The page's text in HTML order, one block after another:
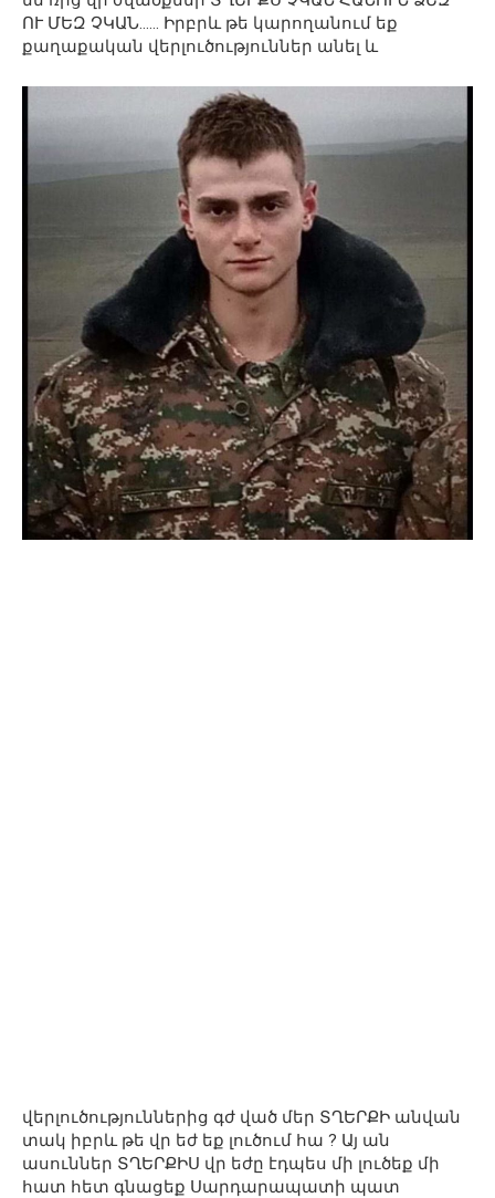
ՈՒ ՄԵԶ ՉԿԱՆ…… Իրբրև թե կարողանում եք
քաղաքական վերլուծություններ անել և
վերլուծություններից գժ ված մեր ՏՂԵՐՔԻ անվան
տակ իբրև թե վր եժ եք լուծում հա ? Այ ան
ասուններ ՏՂԵՐՔԻՍ վր եժը էդպես մի լուծեք մի
հատ հետ գնացեք Սարդարապատի պատ